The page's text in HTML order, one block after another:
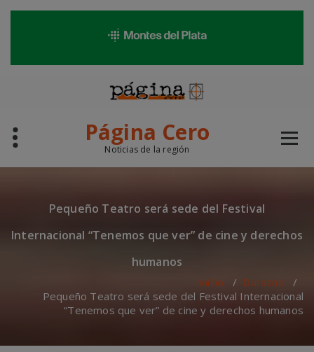
Página Cero
Noticias de la región
Pequeño Teatro será sede del Festival
Internacional “Tenemos que ver” de cine y derechos
humanos
Inicio / Durazno /
Pequeño Teatro será sede del Festival Internacional
“Tenemos que ver” de cine y derechos humanos